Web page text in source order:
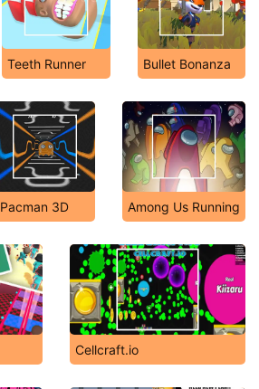
Teeth Runner Bullet Bonanza
Pacman 3D Among Us Running
Cellcraft.io